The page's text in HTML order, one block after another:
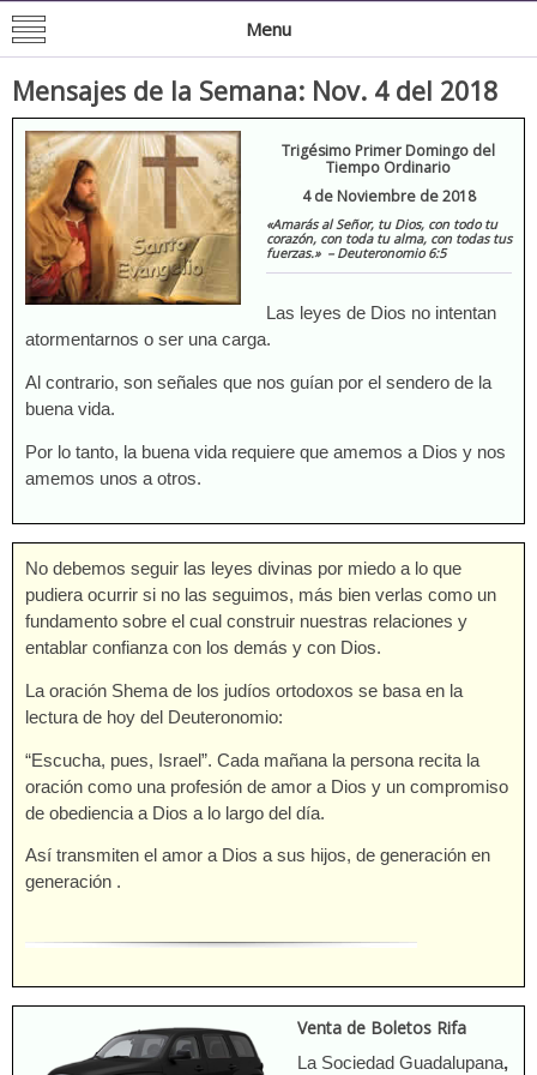
Mision de San Juan Bautista
Informacion General de la Mission
Menu
Mensajes de la Semana: Nov. 4 del 2018
Trigésimo Primer Domingo del
Tiempo Ordinario
4 de Noviembre de 2018
«Amarás al Señor, tu Dios, con todo tu
corazón, con toda tu alma, con todas tus
fuerzas.» – Deuteronomio 6:5
Las leyes de Dios no intentan
atormentarnos o ser una carga.
Al contrario, son señales que nos guían por el sendero de la
buena vida.
Por lo tanto, la buena vida requiere que amemos a Dios y nos
amemos unos a otros.
No debemos seguir las leyes divinas por miedo a lo que
pudiera ocurrir si no las seguimos, más bien verlas como un
fundamento sobre el cual construir nuestras relaciones y
entablar confianza con los demás y con Dios.
La oración Shema de los judíos ortodoxos se basa en la
lectura de hoy del Deuteronomio:
“Escucha, pues, Israel”. Cada mañana la persona recita la
oración como una profesión de amor a Dios y un compromiso
de obediencia a Dios a lo largo del día.
Así transmiten el amor a Dios a sus hijos, de generación en
generación .
Venta de Boletos Rifa
La Sociedad Guadalupana,